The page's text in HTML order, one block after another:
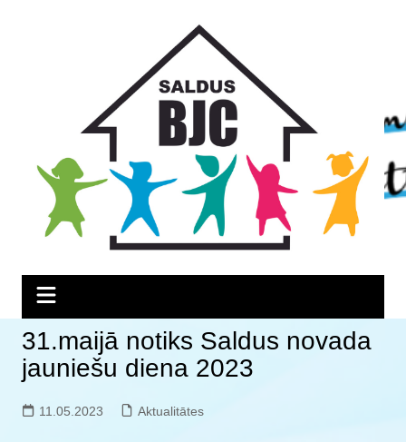
31.maijā notiks Saldus novada
jauniešu diena 2023
11.05.2023 Aktualitātes